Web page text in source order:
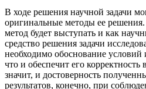
В ходе решения научной задачи
оригинальные методы ее
метод будет выступать и как
средство решения задачи
необходимо обоснование
что и обеспечит его
значит, и достоверность
результатов, конечно, при